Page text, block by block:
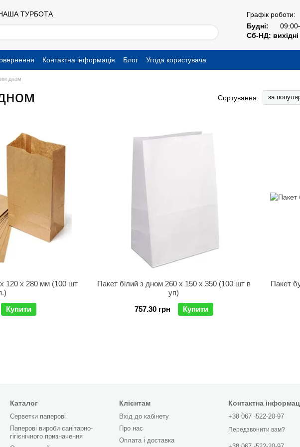
ТУРБОТА
Графік роботи:
Будні:
Сб-НД: вихідні
Контактна інформація Блог
Угода користувача
дном
Сортування: за
120 х 280 мм (100 шт
Купити
Пакет білий з дном 260 х 150 х 350 (100 шт в
уп)
757.30 грн
Купити
Каталог
Серветки паперові
Паперові вироби санітарно-
гігієнічного призначення
Клієнтам
Вхід до кабінету
Про нас
Оплата і доставка
Контактна
+38 067 -522-20-97
Передзвонити вам?